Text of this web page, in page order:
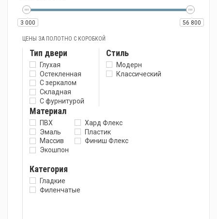
3 000 56 800
ЦЕНЫ ЗА ПОЛОТНО С КОРОБКОЙ
Тип двери
Глухая
Остекленная
С зеркалом
Складная
С фурнитурой
Стиль
Модерн
Классический
Материал
ПВХ
Эмаль
Массив
Экошпон
Хард Флекс
Пластик
Финиш Флекс
Категория
Гладкие
Филенчатые